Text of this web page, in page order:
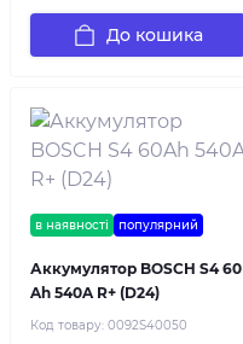
До кошика
в наявності популярний
Аккумулятор BOSCH S4 60
Ah 540A R+ (D24)
Код товару: 0092S40050